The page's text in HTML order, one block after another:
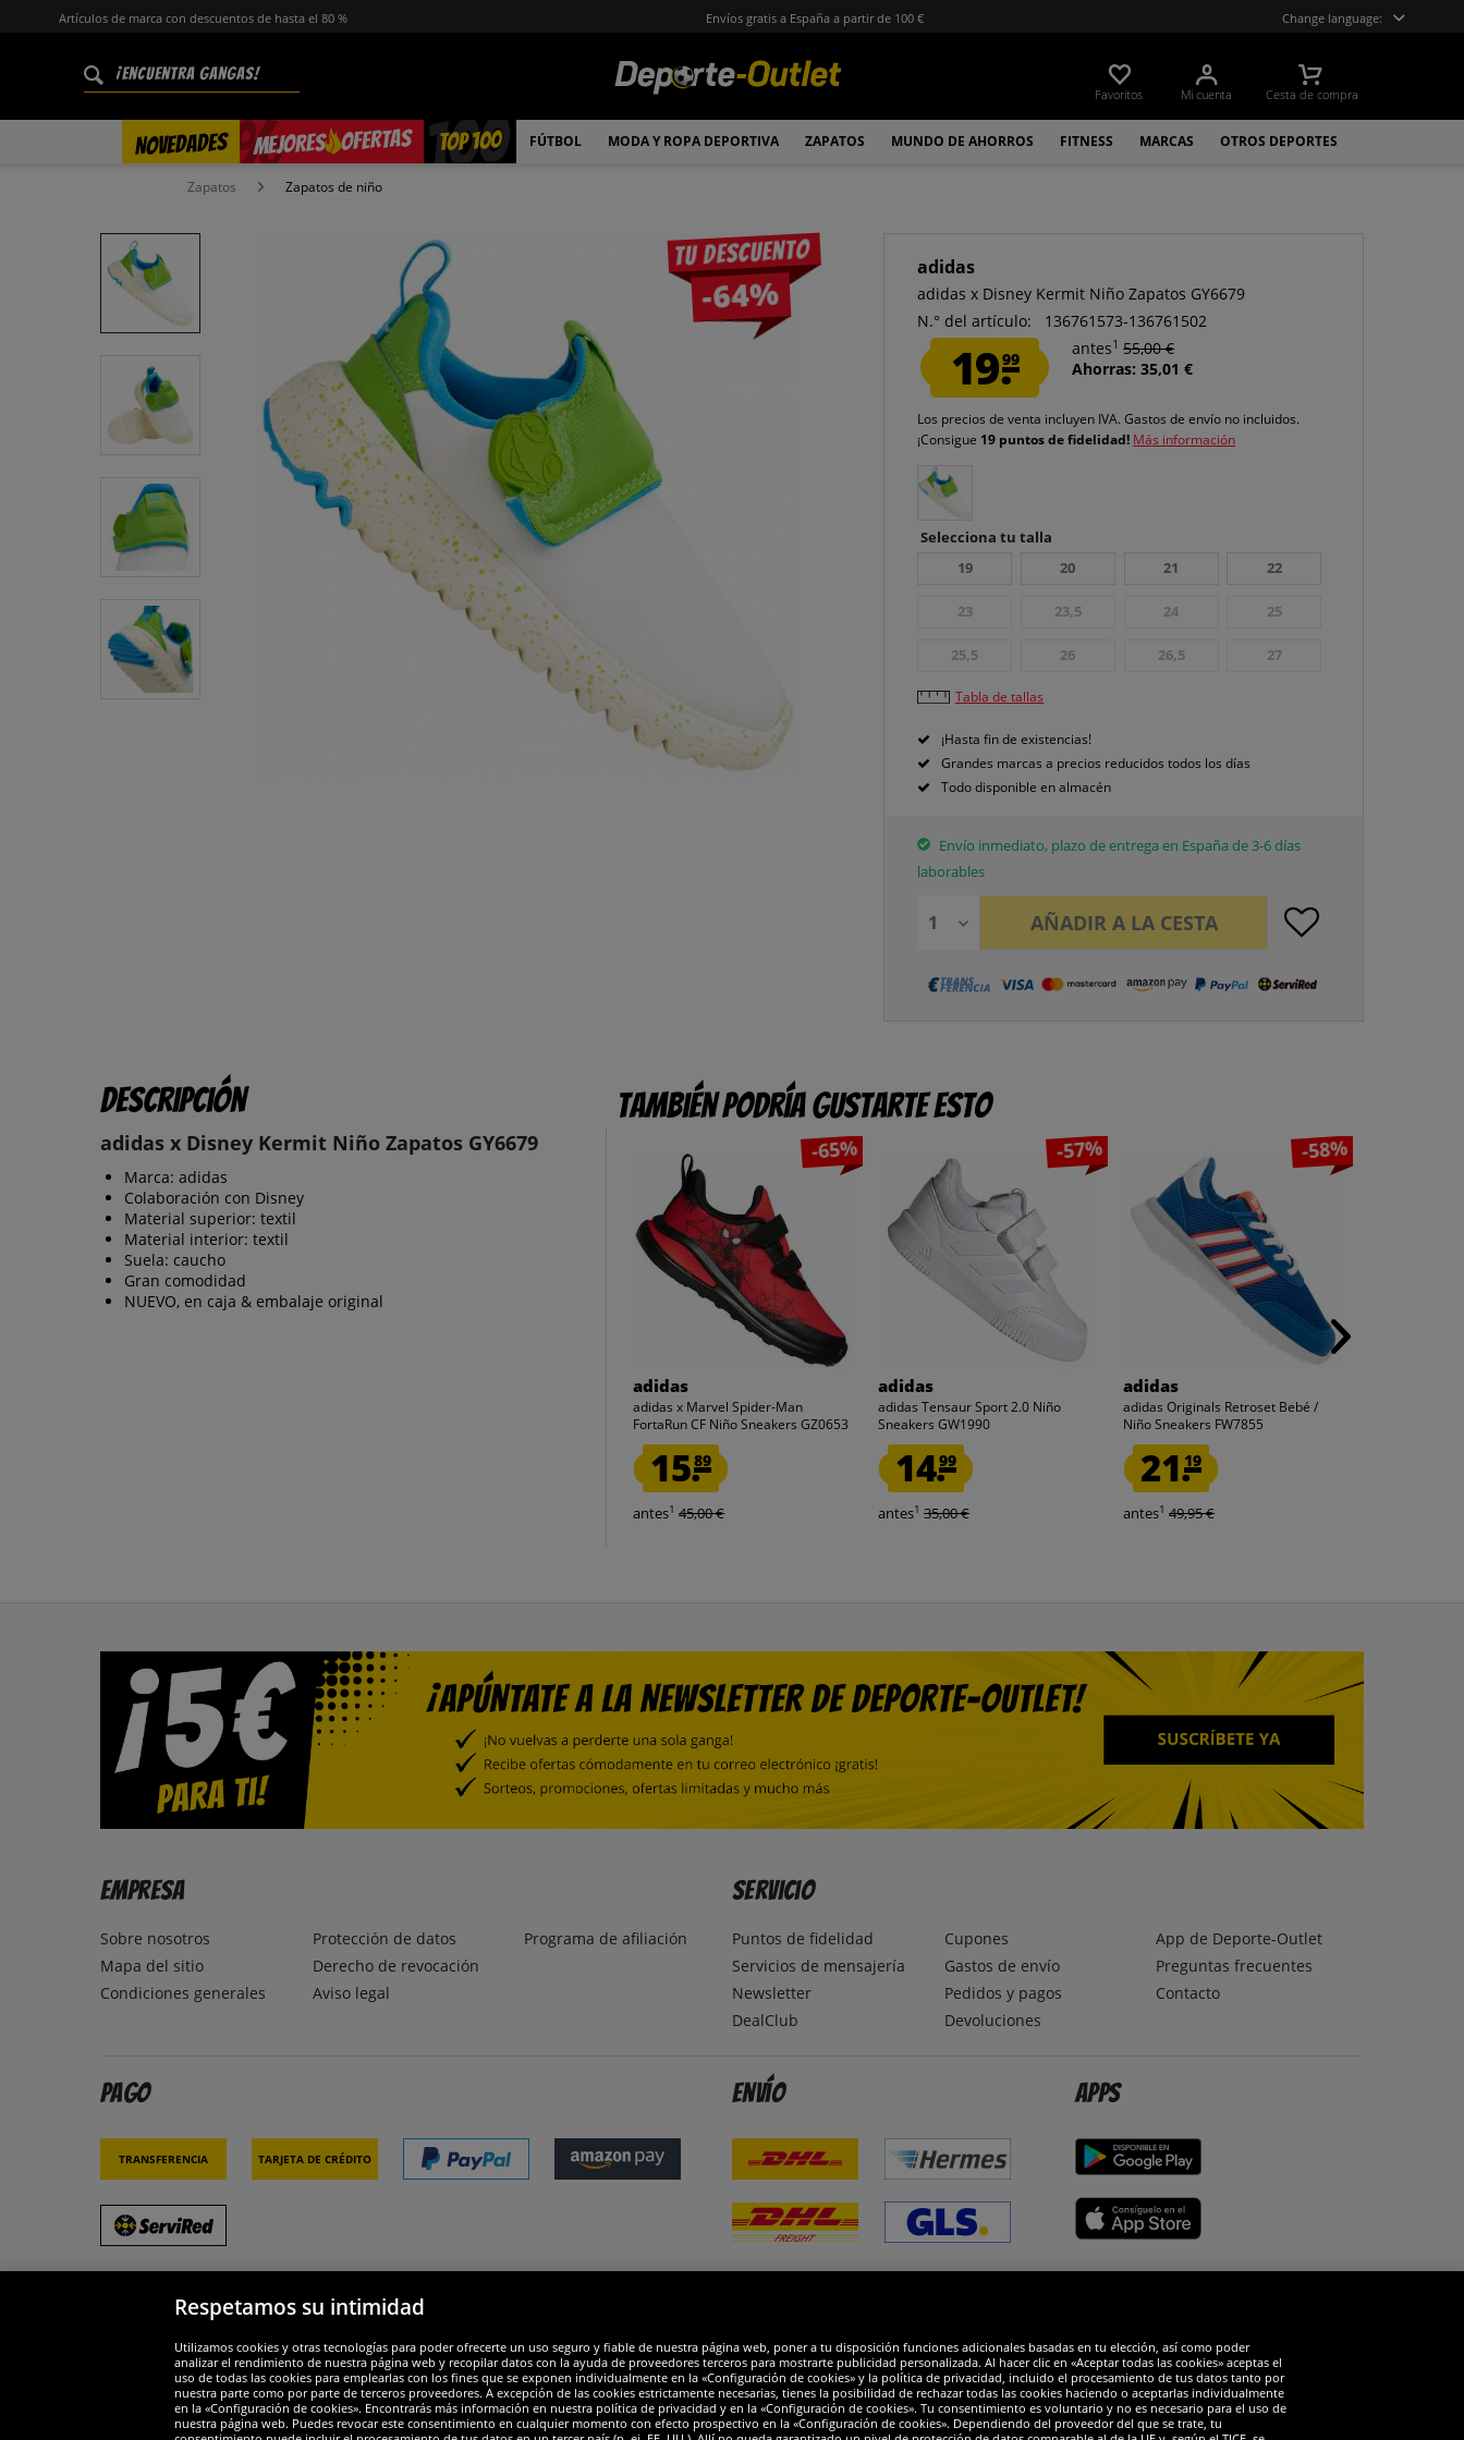
Artículos de marca con descuentos de hasta el 80 % Envíos gratis a España a partir de 100 € Change language:
Favoritos Mi cuenta Cesta de compra
NOVEDADES MEJORES OFERTAS
% TOP 100 FÚTBOL MODA Y ROPA DEPORTIVA ZAPATOS MUNDO DE AHORROS FITNESS MARCAS OTROS DEPORTES
Zapatos Zapatos de niño
Tu descuento
-64%
adidas
adidas x Disney Kermit Niño Zapatos GY6679
N.° del artículo:
136761573-136761502
19.99
antes1 55,00 €
Ahorras: 35,01 €
Los precios de venta incluyen IVA.Gastos de envío no incluidos.
¡Consigue 19 puntos de fidelidad! Más información
Selecciona tu talla
19
20 21 22
23 23,5 24 25
25,5 26 26,5 27
Tabla de tallas
¡Hasta fin de existencias!
Grandes marcas a precios reducidos todos los días
Todo disponible en almacén
Envío inmediato, plazo de entrega en España de 3-6 días
laborables
AÑADIR A LA CESTA
Descripción
adidas x Disney Kermit Niño Zapatos GY6679
Marca: adidas
Colaboración con Disney
Material superior: textil
Material interior: textil
Suela: caucho
Gran comodidad
NUEVO, en caja & embalaje original
También podría gustarte esto
-65%
adidas
adidas x Marvel Spider-Man
FortaRun CF Niño Sneakers GZ0653
15.89
antes1 45,00 €
-57%
adidas
adidas Tensaur Sport 2.0 Niño
Sneakers GW1990
14.99
antes1 35,00 €
-58%
adidas
adidas Originals Retroset Bebé /
Niño Sneakers FW7855
21.19
antes1 49,95 €
Empresa
Sobre nosotros
Mapa del sitio
Condiciones generales
Protección de datos
Derecho de revocación
Aviso legal
Programa de afiliación
Servicio
Puntos de fidelidad
Servicios de mensajería
Newsletter
DealClub
Cupones
Gastos de envío
Pedidos y pagos
Devoluciones
App de Deporte-Outlet
Preguntas frecuentes
Contacto
Pago
Transferencia Tarjeta de crédito
Envío Apps
Respetamos su intimidad
Utilizamos cookies y otras tecnologías para poder ofrecerte un uso seguro y fiable de nuestra página web, poner a tu disposición funciones adicionales basadas en tu elección, así como poder
analizar el rendimiento de nuestra página web y recopilar datos con la ayuda de proveedores terceros para mostrarte publicidad personalizada. Al hacer clic en «Aceptar todas las cookies» aceptas el
uso de todas las cookies para emplearlas con los fines que se exponen individualmente en la «Configuración de cookies» y la política de privacidad, incluido el procesamiento de tus datos tanto por
nuestra parte como por parte de terceros proveedores. A excepción de las cookies estrictamente necesarias, tienes la posibilidad de rechazar todas las cookies haciendo o aceptarlas individualmente
en la «Configuración de cookies». Encontrarás más información en nuestra política de privacidad y en la «Configuración de cookies». Tu consentimiento es voluntario y no es necesario para el uso de
nuestra página web. Puedes revocar este consentimiento en cualquier momento con efecto prospectivo en la «Configuración de cookies». Dependiendo del proveedor del que se trate, tu